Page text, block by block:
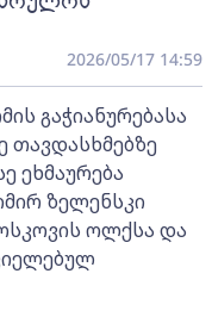
2026/05/17 14:59
გაჭიანურებასა
თავდასხმებზე
ეხმაურება
ზელენსკი
ოლქსა და